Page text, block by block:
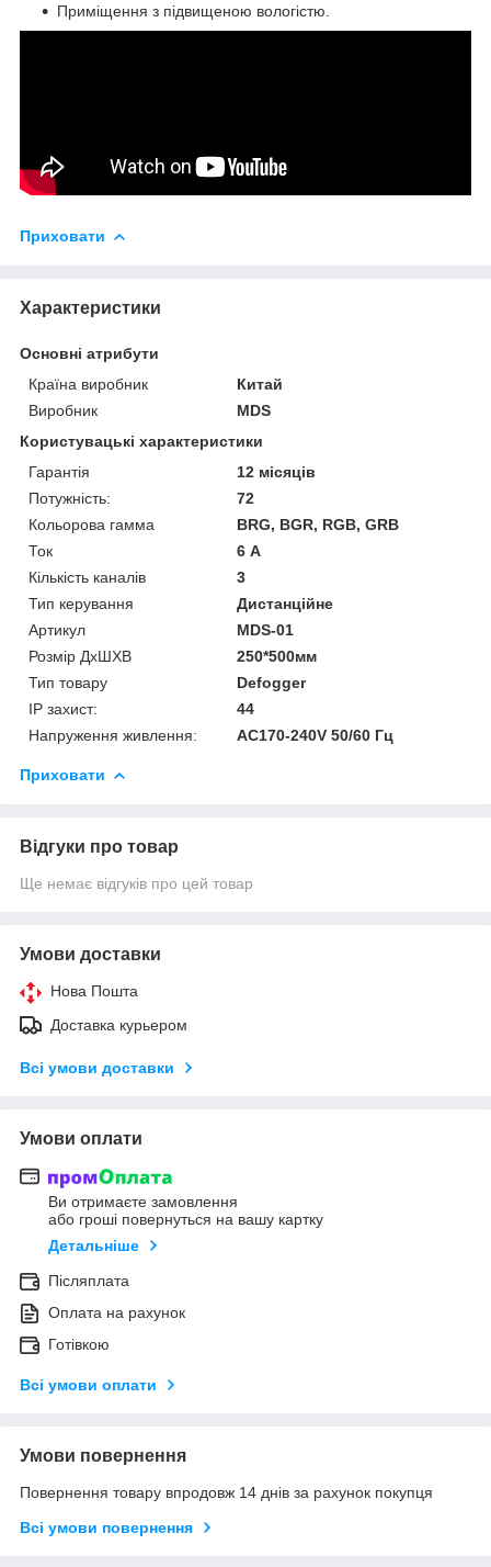
Приміщення з підвищеною вологістю.
Приховати
Характеристики
Основні атрибути
Країна виробник
Китай
Виробник
MDS
Користувацькі характеристики
Гарантія
12 місяців
Потужність:
72
Кольорова гамма
BRG, BGR, RGB, GRB
Ток
6 А
Кількість каналів
3
Тип керування
Дистанційне
Артикул
MDS-01
Розмір ДхШХВ
250*500мм
Тип товару
Defogger
IP захист:
44
Напруження живлення:
AC170-240V 50/60 Гц
Приховати
Відгуки про товар
Ще немає відгуків про цей товар
Умови доставки
Нова Пошта
Доставка курьером
Всі умови доставки
Умови оплати
Ви отримаєте замовлення
або гроші повернуться на вашу картку
Детальніше
Післяплата
Оплата на рахунок
Готівкою
Всі умови оплати
Умови повернення
Повернення товару впродовж 14 днів за рахунок покупця
Всі умови повернення